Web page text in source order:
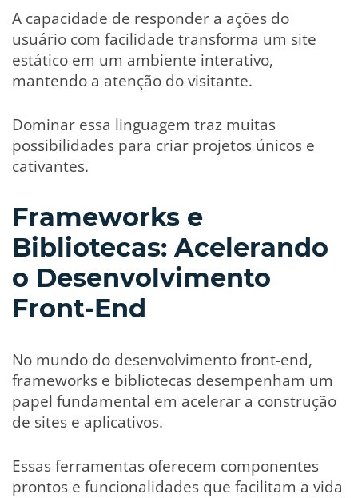
A capacidade de responder a ações do
usuário com facilidade transforma um site
estático em um ambiente interativo,
mantendo a atenção do visitante.
Dominar essa linguagem traz muitas
possibilidades para criar projetos únicos e
cativantes.
Frameworks e
Bibliotecas: Acelerando
o Desenvolvimento
Front-End
No mundo do desenvolvimento front-end,
frameworks e bibliotecas desempenham um
papel fundamental em acelerar a construção
de sites e aplicativos.
Essas ferramentas oferecem componentes
prontos e funcionalidades que facilitam a vida